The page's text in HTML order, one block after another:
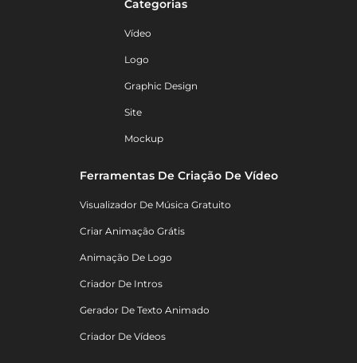
Categorias
Vídeo
Logo
Graphic Design
Site
Mockup
Ferramentas De Criação De Vídeo
Visualizador De Música Gratuito
Criar Animação Grátis
Animação De Logo
Criador De Intros
Gerador De Texto Animado
Criador De Vídeos